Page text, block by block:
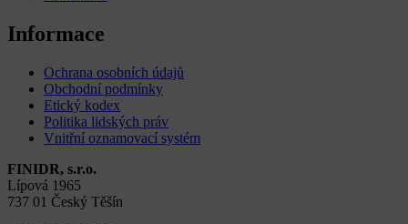
Informace
Ochrana osobních údajů
Obchodní podmínky
Etický kodex
Politika lidských práv
Vnitřní oznamovací systém
FINIDR, s.r.o.
Lípová 1965
737 01 Český Těšín